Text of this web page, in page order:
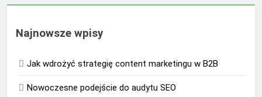
Najnowsze wpisy
Jak wdrożyć strategię content marketingu w B2B
Nowoczesne podejście do audytu SEO